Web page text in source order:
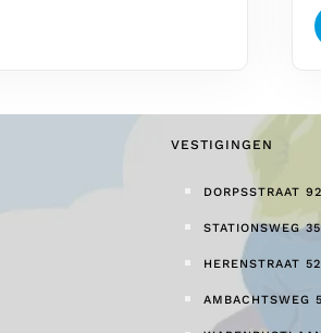
VESTIGINGEN
DORPSSTRAAT
STATIONSWEG
HERENSTRAAT
AMBACHTSWEG